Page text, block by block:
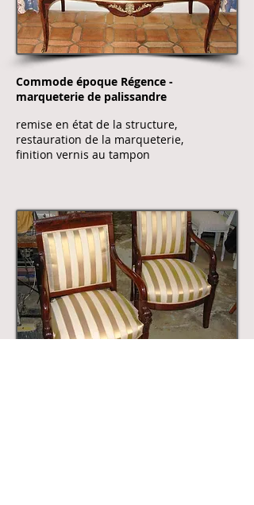
Commode époque Régence -
marqueterie de palissandre
remise en état de la structure,
restauration de la marqueterie,
finition vernis au tampon